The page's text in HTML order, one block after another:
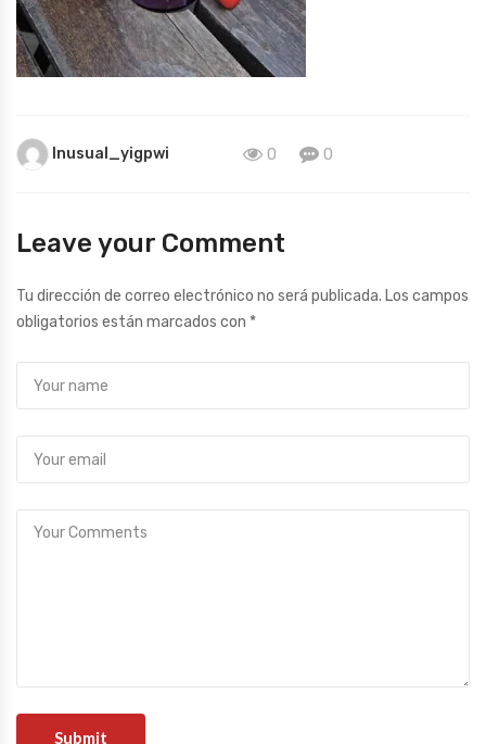
Inusual_yigpwi 0 0
Leave your Comment
Tu dirección de correo electrónico no será publicada. Los campos
obligatorios están marcados con *